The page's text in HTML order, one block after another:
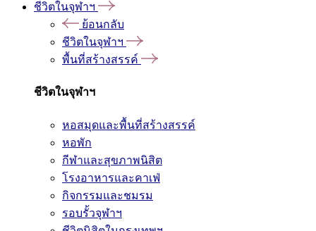
ชีวิตในจุฬาฯ
ย้อนกลับ
ชีวิตในจุฬาฯ
พื้นที่สร้างสรรค์
ชีวิตในจุฬาฯ
หอสมุดและพื้นที่สร้างสรรค์
หอพัก
กีฬาและสุขภาพนิสิต
โรงอาหารและคาเฟ่
กิจกรรมและชมรม
รอบรั้วจุฬาฯ